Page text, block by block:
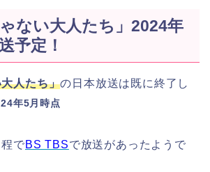
ゃない大人たち」2024年
予定！
人たち」の日本放送は既に終了し
年5月時点
でBS TBSで放送があったようで